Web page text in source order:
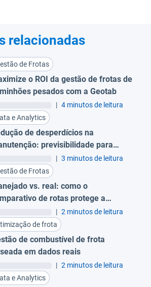
relacionadas
de Frotas
o ROI da gestão de frotas de
pesados com a Geotab
| 4 minutos de leitura
e Analytics
de desperdícios na
previsibilidade para
trocas prematuras
| 3 minutos de leitura
de Frotas
vs. real: como o
de rotas protege a
da sua operação
| 2 minutos de leitura
de frota
de combustível de frota
em dados reais
| 2 minutos de leitura
e Analytics